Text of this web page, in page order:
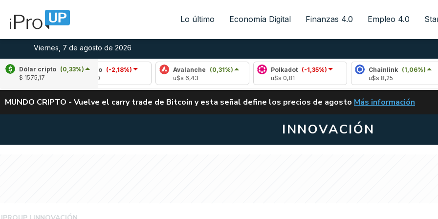
Lo último Economía Digital Finanzas 4.0 Empleo 4.0
Viernes, 7 de agosto de 2026
Dólar cripto (0,33%)
$ 1575,17
Cardano (-2,18%)
Avalanche (0,31%)
u$s 6,43
Polkadot (-1,35%)
u$s 0,81
Chainlink (1,06%)
u$s 8,25
ALERTA
MUNDO CRIPTO - Vuelve el carry trade de Bitcoin y esta señal define los precios de agosto VUELVE EL CARRY
Más información
INNOVACIÓN